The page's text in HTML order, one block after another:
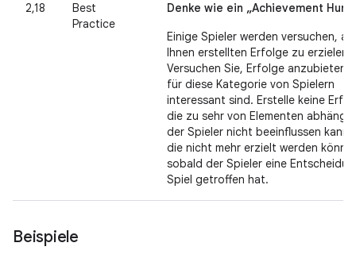
2,18
Best
Practice
Denke wie ein „Achievement
Einige Spieler werden versuchen,
Ihnen erstellten Erfolge zu erzielen.
Versuchen Sie, Erfolge anzubieten,
für diese Kategorie von Spielern
interessant sind. Erstelle keine
die zu sehr von Elementen
der Spieler nicht beeinflussen kann,
die nicht mehr erzielt werden
sobald der Spieler eine
Spiel getroffen hat.
Beispiele